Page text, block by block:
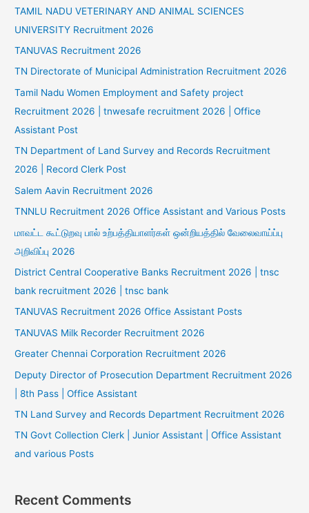
TAMIL NADU VETERINARY AND ANIMAL SCIENCES
UNIVERSITY Recruitment 2026
TANUVAS Recruitment 2026
TN Directorate of Municipal Administration Recruitment 2026
Tamil Nadu Women Employment and Safety project
Recruitment 2026 | tnwesafe recruitment 2026 | Office
Assistant Post
TN Department of Land Survey and Records Recruitment
2026 | Record Clerk Post
Salem Aavin Recruitment 2026
TNNLU Recruitment 2026 Office Assistant and Various Posts
மாவட்ட கூட்டுறவு பால் உற்பத்தியாளர்கள் ஒன்றியத்தில் வேலைவாய்ப்பு
அறிவிப்பு 2026
District Central Cooperative Banks Recruitment 2026 | tnsc
bank recruitment 2026 | tnsc bank
TANUVAS Recruitment 2026 Office Assistant Posts
TANUVAS Milk Recorder Recruitment 2026
Greater Chennai Corporation Recruitment 2026
Deputy Director of Prosecution Department Recruitment 2026
| 8th Pass | Office Assistant
TN Land Survey and Records Department Recruitment 2026
TN Govt Collection Clerk | Junior Assistant | Office Assistant
and various Posts
Recent Comments